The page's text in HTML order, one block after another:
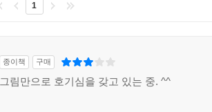
1
종이책 구매
그림만으로 호기심을 갖고 있는 중. ^^